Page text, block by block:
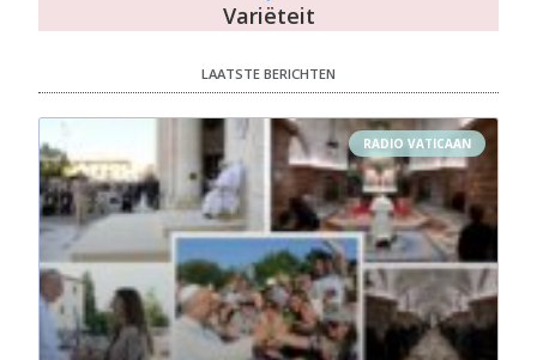
Variëteit
LAATSTE BERICHTEN
RADIO VATICAAN